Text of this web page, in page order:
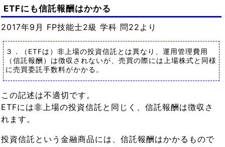
ETFにも信託報酬はかかる
2017年9月 FP技能士2級 学科 問22より
３．（ETFは）非上場の投資信託とは異なり、運用管理費用
（信託報酬）は徴収されないが、売買の際には上場株式と同様
に売買委託手数料がかかる。
この記述は不適切です。
ETFには非上場の投資信託と同じく、信託報酬は徴収さ
れます。
投資信託という金融商品には、信託報酬はかかるもので